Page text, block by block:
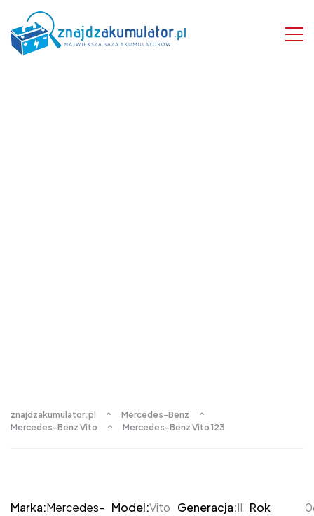
znajdzakumulator.pl
Mercedes-Benz
Mercedes-Benz Vito
Mercedes-Benz Vito 123
Marka:Mercedes- Model:Vito Generacja:II Rok